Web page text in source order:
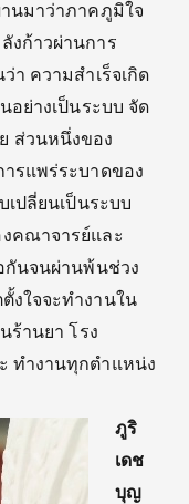
นมาว่าภาคภูมิใจ
งก้าวผ่านการ
า ความสำเร็จเกิด
อย่างเป็นระบบ จัด
ส่วนหนึ่งของ
ารแพร่ระบาดของ
ปลี่ยนเป็นระบบ
คณาจารย์และ
กันจนผ่านพ้นช่วง
งใจจะทำงานใน
ร้านยา โรง
ทำงานทุกตำแหน่ง
ภูริ
เดช
บุญ